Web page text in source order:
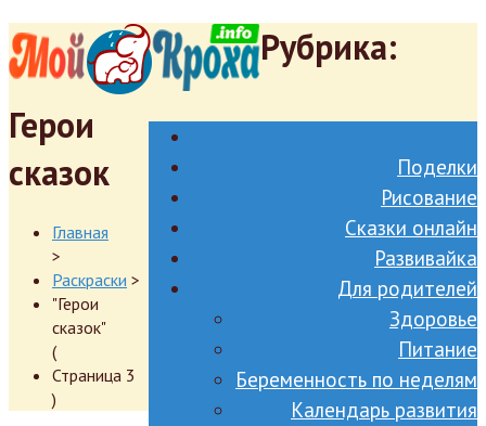
Поделки
Рисование
Сказки онлайн
Развивайка
Для родителей
Здоровье
Питание
Беременность по неделям
Календарь развития
Рубрика:
Герои
сказок
Главная
>
Раскраски >
"Герои
сказок"
(
Страница 3
)